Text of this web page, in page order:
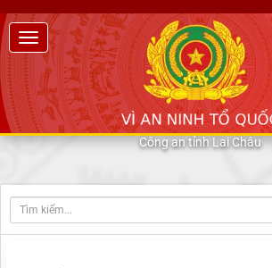
Công an tỉnh Lai Châu